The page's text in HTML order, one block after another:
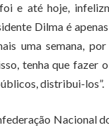
e até hoje,
Dilma é
uma semana,
tenha que fazer
distribui-los”.
Nacional